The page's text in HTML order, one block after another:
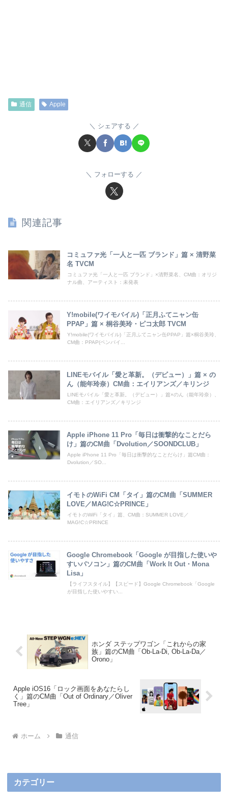
通信 Apple
シェアする
フォローする
関連記事
コミュファ光「一人と一匹 ブランド」篇 × 清野菜
名 TVCM
コミュファ光「一人と一匹 ブランド」×清野菜名、CM曲：オリジ
ナル曲、アーティスト：未発表
Y!mobile(ワイモバイル)「正月ふてニャン缶
PPAP」篇 × 桐谷美玲・ピコ太郎 TVCM
Y!mobile(ワイモバイル)「正月ふてニャン缶PPAP」篇×桐谷美玲、
CM曲：PPAP(ペンパイ...
LINEモバイル「愛と革新。（デビュー）」篇 × の
ん（能年玲奈）CM曲：エイリアンズ／キリンジ
LINEモバイル「愛と革新。（デビュー）」篇×のん（能年玲奈）、
CM曲：エイリアンズ／キリンジ
Apple iPhone 11 Pro「毎日は衝撃的なことだら
け」篇のCM曲「Dvolution／SOONDCLUB」
Apple iPhone 11 Pro「毎日は衝撃的なことだらけ」篇CM曲：
Dvolution／SO...
イモトのWiFi CM「タイ」篇のCM曲「SUMMER
LOVE／MAG!C☆PRINCE」
イモトのWiFi「タイ」篇、CM曲：SUMMER LOVE／
MAG!C☆PRINCE
Google Chromebook「Google が目指した使いや
すいパソコン」篇のCM曲「Work It Out・Mona
Lisa」
【ライフスタイル】【スピード】Google Chromebook「Google
が目指した使いやすい...
ホンダ ステップワゴン「これからの家
族」篇のCM曲「Ob-La-Di, Ob-La-Da／
Orono」
Apple iOS16「ロック画面をあなたらし
く」篇のCM曲「Out of Ordinary／Oliver
Tree」
ホーム 通信
カテゴリー